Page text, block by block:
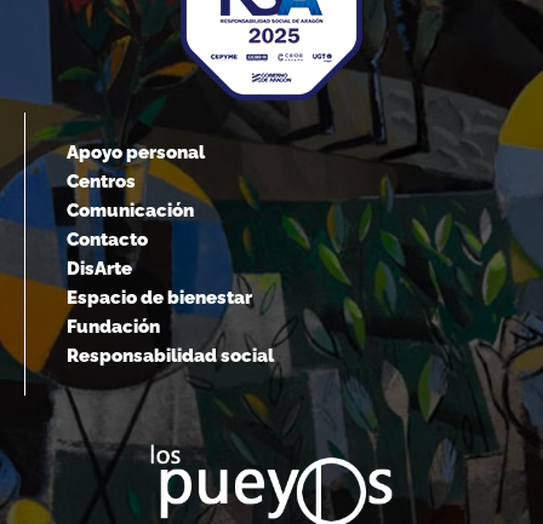
Apoyo personal
Centros
Comunicación
Contacto
DisArte
Espacio de bienestar
Fundación
Responsabilidad social